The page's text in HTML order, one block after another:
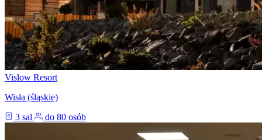
Vislow Resort
Wisła (śląskie)
3 sal
do 80 osób